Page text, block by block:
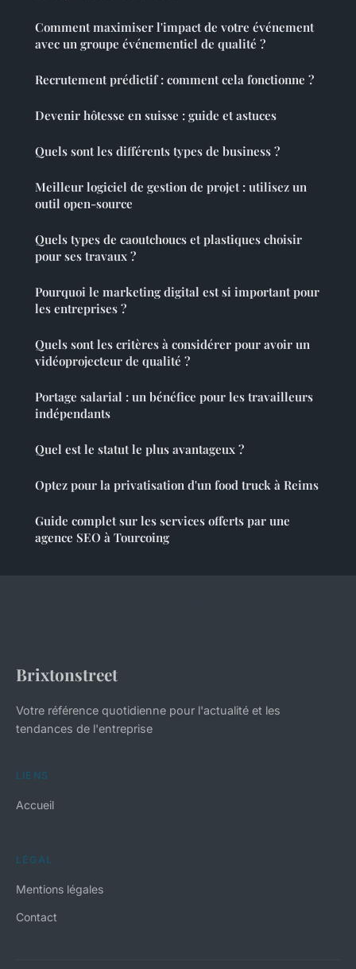
Comment maximiser l'impact de votre événement
avec un groupe événementiel de qualité ?
Recrutement prédictif : comment cela fonctionne ?
Devenir hôtesse en suisse : guide et astuces
Quels sont les différents types de business ?
Meilleur logiciel de gestion de projet : utilisez un
outil open-source
Quels types de caoutchoucs et plastiques choisir
pour ses travaux ?
Pourquoi le marketing digital est si important pour
les entreprises ?
Quels sont les critères à considérer pour avoir un
vidéoprojecteur de qualité ?
Portage salarial : un bénéfice pour les travailleurs
indépendants
Quel est le statut le plus avantageux ?
Optez pour la privatisation d'un food truck à Reims
Guide complet sur les services offerts par une
agence SEO à Tourcoing
Brixtonstreet
Votre référence quotidienne pour l'actualité et les
tendances de l'entreprise
LIENS
Accueil
LÉGAL
Mentions légales
Contact